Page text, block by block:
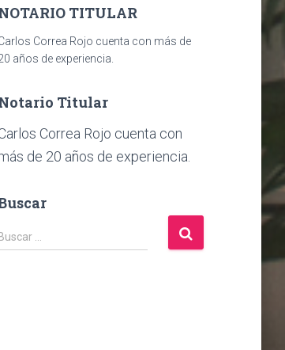
TITULAR
Correa Rojo cuenta con más de
años de experiencia.
Titular
Correa Rojo cuenta con
de 20 años de experiencia.
Buscar …